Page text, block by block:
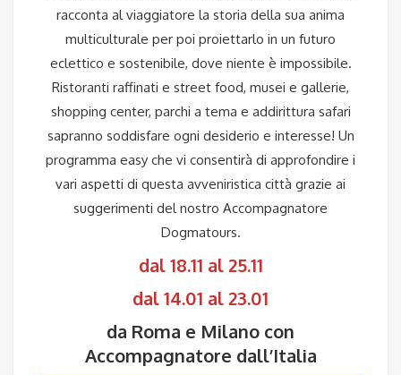
racconta al viaggiatore la storia della sua anima
multiculturale per poi proiettarlo in un futuro
eclettico e sostenibile, dove niente è impossibile.
Ristoranti raffinati e street food, musei e gallerie,
shopping center, parchi a tema e addirittura safari
sapranno soddisfare ogni desiderio e interesse! Un
programma easy che vi consentirà di approfondire i
vari aspetti di questa avveniristica città grazie ai
suggerimenti del nostro Accompagnatore
Dogmatours.
dal 18.11 al 25.11
dal 14.01 al 23.01
da Roma e Milano con
Accompagnatore dall’Italia